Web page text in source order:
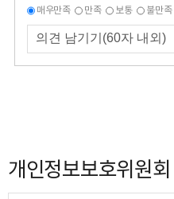
매우만족 만족 보통 불만족
개인정보보호위원